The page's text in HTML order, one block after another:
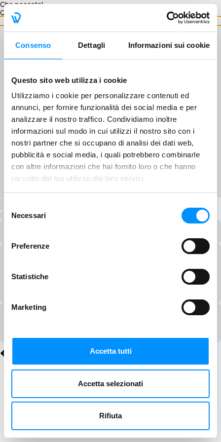
Consenso Dettagli Informazioni sui cookie
Questo sito web utilizza i cookie
Utilizziamo i cookie per personalizzare contenuti ed
annunci, per fornire funzionalità dei social media e per
analizzare il nostro traffico. Condividiamo inoltre
informazioni sul modo in cui utilizzi il nostro sito con i
nostri partner che si occupano di analisi dei dati web,
pubblicità e social media, i quali potrebbero combinarle
con altre informazioni che hai fornito loro o che hanno
raccolto dal tuo utilizzo dei loro servizi.
delNecessari
Preferenze
Statistiche
Marketing
Accetta tutti
Accetta selezionati
Rifiuta
Che peccato!
Questo GA non è disponibile.